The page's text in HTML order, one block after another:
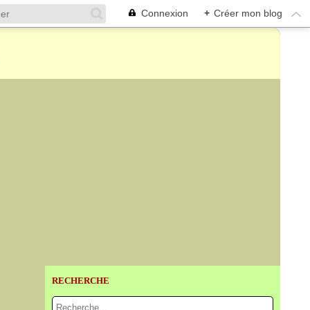
Connexion + Créer mon blog
RECHERCHE